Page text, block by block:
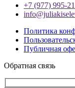
+7 (977) 995-
Политика
Публичная
Обратная связь